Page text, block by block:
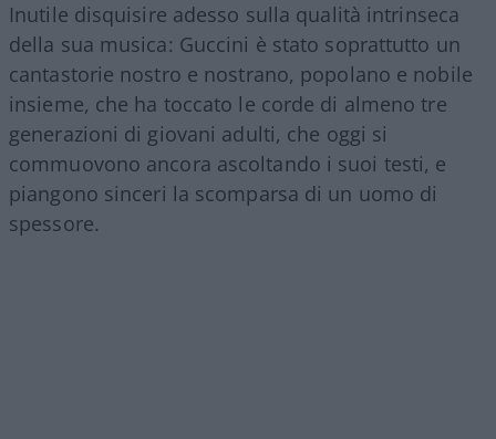
Inutile disquisire adesso sulla qualità intrinseca
della sua musica: Guccini è stato soprattutto un
cantastorie nostro e nostrano, popolano e nobile
insieme, che ha toccato le corde di almeno tre
generazioni di giovani adulti, che oggi si
commuovono ancora ascoltando i suoi testi, e
piangono sinceri la scomparsa di un uomo di
spessore.